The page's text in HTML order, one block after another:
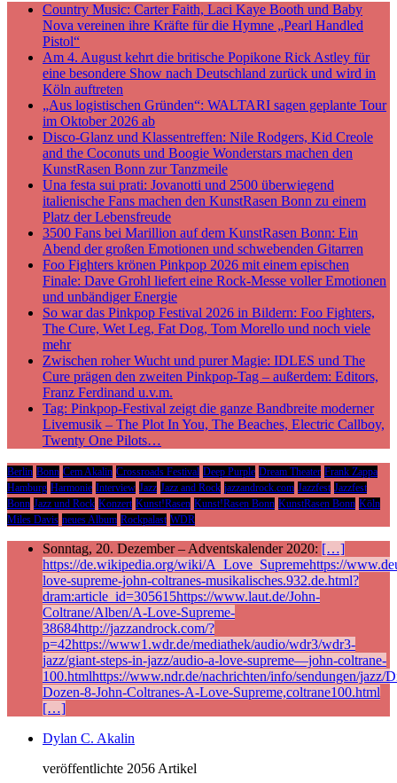
Country Music: Carter Faith, Laci Kaye Booth und Baby
Nova vereinen ihre Kräfte für die Hymne „Pearl Handled
Pistol“
Am 4. August kehrt die britische Popikone Rick Astley für
eine besondere Show nach Deutschland zurück und wird in
Köln auftreten
„Aus logistischen Gründen“: WALTARI sagen geplante Tour
im Oktober 2026 ab
Disco-Glanz und Klassentreffen: Nile Rodgers, Kid Creole
and the Coconuts und Boogie Wonderstars machen den
KunstRasen Bonn zur Tanzmeile
Una festa sui prati: Jovanotti und 2500 überwiegend
italienische Fans machen den KunstRasen Bonn zu einem
Platz der Lebensfreude
3500 Fans bei Marillion auf dem KunstRasen Bonn: Ein
Abend der großen Emotionen und schwebenden Gitarren
Foo Fighters krönen Pinkpop 2026 mit einem epischen
Finale: Dave Grohl liefert eine Rock-Messe voller Emotionen
und unbändiger Energie
So war das Pinkpop Festival 2026 in Bildern: Foo Fighters,
The Cure, Wet Leg, Fat Dog, Tom Morello und noch viele
mehr
Zwischen roher Wucht und purer Magie: IDLES und The
Cure prägen den zweiten Pinkpop-Tag – außerdem: Editors,
Franz Ferdinand u.v.m.
Tag: Pinkpop-Festival zeigt die ganze Bandbreite moderner
Livemusik – The Plot In You, The Beaches, Electric Callboy,
Twenty One Pilots…
Berlin Bonn Cem Akalin Crossroads Festival Deep Purple Dream Theater Frank Zappa
Hamburg Harmonie Interview Jazz Jazz and Rock jazzandrock.com Jazzfest Jazzfest
Bonn Jazz und Rock Konzert Kunst!Rasen Kunst!Rasen Bonn KunstRasen Bonn Köln
Miles Davis neues Album Rockpalast WDR
Sonntag, 20. Dezember – Adventskalender 2020: […]
https://de.wikipedia.org/wiki/A_Love_Supremehttps://
love-supreme-john-coltranes-musikalisches.932.de.html?
dram:article_id=305615https://www.laut.de/John-
Coltrane/Alben/A-Love-Supreme-
38684http://jazzandrock.com/?
p=42https://www1.wdr.de/mediathek/audio/wdr3/wdr3-
jazz/giant-steps-in-jazz/audio-a-love-supreme—john-coltrane-
100.htmlhttps://www.ndr.de/nachrichten/info/sendungen/jazz/
Dozen-8-John-Coltranes-A-Love-Supreme,coltrane100.html
[…]
Dylan C. Akalin
veröffentlichte 2056 Artikel